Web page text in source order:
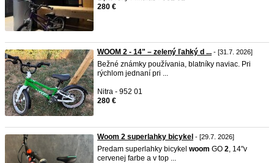
280 €
WOOM 2 - 14" – zelený ľahký d ... - [31.7. 2026]
Bežné známky používania, blatníky naviac. Pri
rýchlom jednaní pri ...
Nitra - 952 01
280 €
Woom 2 superlahky bicykel - [29.7. 2026]
Predam superlahky bicykel woom GO 2, 14"v
cervenej farbe a v top ...